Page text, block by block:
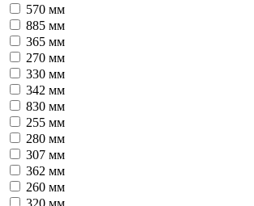
570 мм
885 мм
365 мм
270 мм
330 мм
342 мм
830 мм
255 мм
280 мм
307 мм
362 мм
260 мм